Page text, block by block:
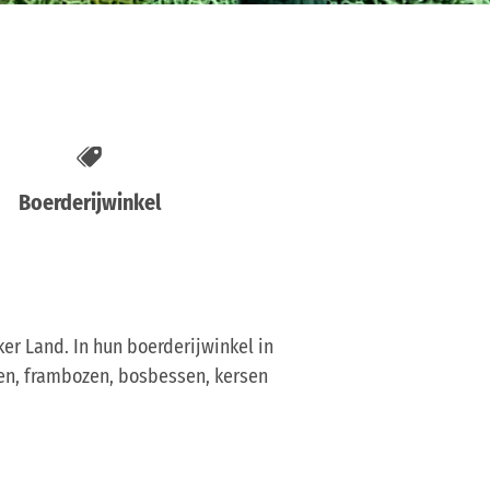
Boerderijwinkel
Land. In hun boerderijwinkel in
frambozen, bosbessen, kersen